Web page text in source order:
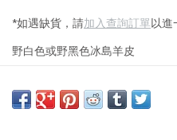
*如遇缺貨，請加入查詢訂單以進
野白色或野黑色冰島羊皮
經過精心挑選，只選擇最好的冰